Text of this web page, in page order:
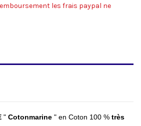
les frais paypal ne
" Cotonmarine " en Coton 100 % très